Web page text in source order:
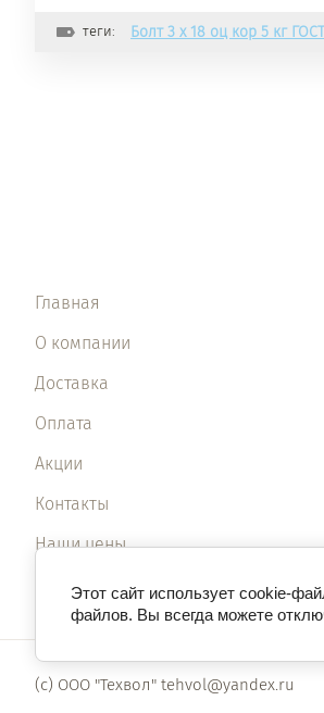
теги: Болт 3 х 18 оц кор 5 кг
Главная
О компании
Доставка
Оплата
Акции
Контакты
Наши цены
Наши фото
(с) ООО "Техвол" tehvol@yandex.ru
Этот сайт использует cookie-
файлов. Вы всегда можете